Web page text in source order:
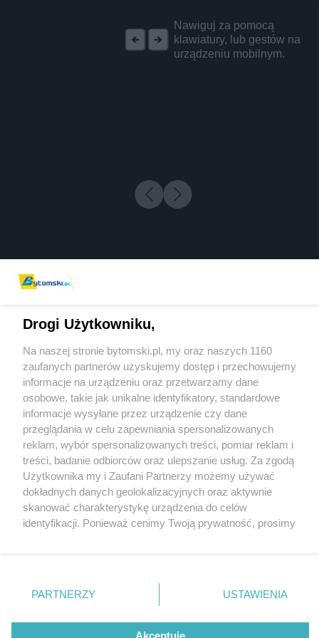
Nawiguj za pomocą
klawiatury, lub gestów na
urządzeniu mobilnym.
3 / 0
Wydawca mediów lokalnych
Nie zapomnij
zapoznać się z:
polityką prywatności regulamin korzystania z portali
Twojemiasto
Piekary Śląskie
Chorzów
Tarnowskie Góry
Gliwice
Skontakuj sięz nami
Kontakt
Wydawca
Pogoda
Drogi Użytkowniku,
Na naszej stronie bytomski.pl, my oraz naszych 1160
zaufanych partnerów uzyskujemy dostęp i przechowujemy
informacje na urządzeniu oraz przetwarzamy dane
osobowe, takie jak unikalne identyfikatory, standardowe
informacje wysyłane przez urządzenie czy dane
przeglądania w celu zapewniania spersonalizowanych
reklam, wybór spersonalizowanych treści, pomiar reklam i
treści, badanie odbiorców oraz ulepszanie usług. Za zgodą
Użytkownika my i Zaufani Partnerzy możemy używać
dokładnych danych geolokalizacyjnych oraz aktywnie
skanować charakterystykę urządzenia do celów
identyfikacji. Ponieważ cenimy Twoją prywatność, prosimy
prywatności znajdujący się w lewym dolnym rogu strony
. Niektóre rodzaje przetwarzania danych nie wymagają
zgody użytkownika, ale masz prawo sprzeciwić się
takiemu przetwarzaniu. Preferencje będą miały
PARTNERZY USTAWIENIA
Akceptuję